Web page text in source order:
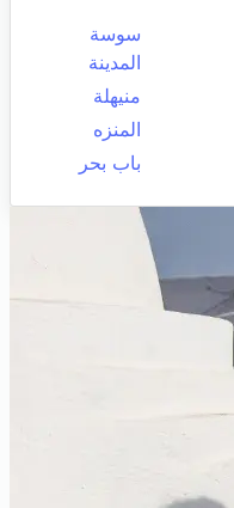
سوسة
المدينة
منيهلة
المنزه
باب بحر